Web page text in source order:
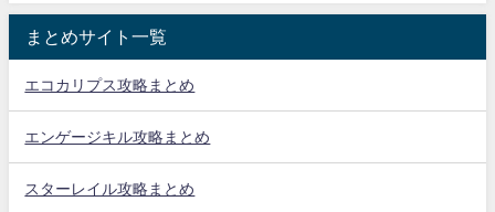
まとめサイト一覧
エコカリプス攻略まとめ
エンゲージキル攻略まとめ
スターレイル攻略まとめ